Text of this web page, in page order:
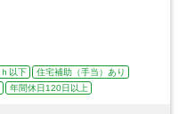
以下
住宅補助（手当）あり
年間休日120日以上